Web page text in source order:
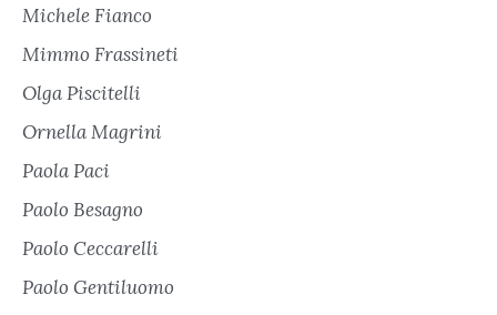
Michele Fianco
Mimmo Frassineti
Olga Piscitelli
Ornella Magrini
Paola Paci
Paolo Besagno
Paolo Ceccarelli
Paolo Gentiluomo